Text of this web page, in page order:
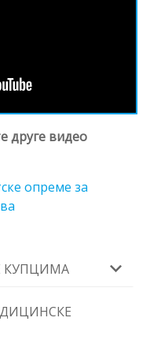
друге видео
опреме за
КУПЦИМА